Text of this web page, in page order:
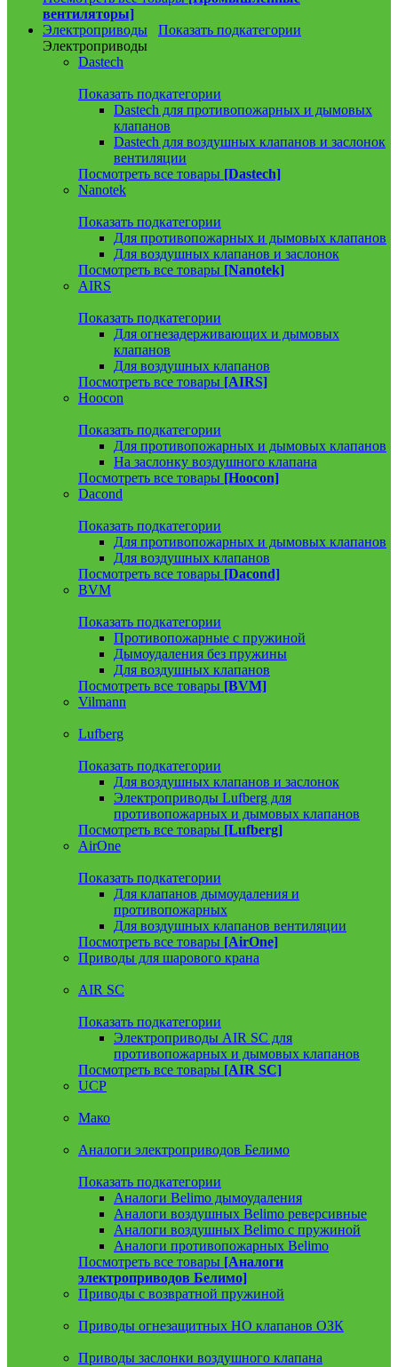
вентиляторы]
Электроприводы
Показать подкатегории
Электроприводы
Dastech
Показать подкатегории
Dastech для противопожарных и дымовых
клапанов
Dastech для воздушных клапанов и заслонок
вентиляции
Посмотреть все товары [Dastech]
Nanotek
Показать подкатегории
Для противопожарных и дымовых клапанов
Для воздушных клапанов и заслонок
Посмотреть все товары [Nanotek]
AIRS
Показать подкатегории
Для огнезадерживающих и дымовых
клапанов
Для воздушных клапанов
Посмотреть все товары [AIRS]
Hoocon
Показать подкатегории
Для противопожарных и дымовых клапанов
На заслонку воздушного клапана
Посмотреть все товары [Hoocon]
Dacond
Показать подкатегории
Для противопожарных и дымовых клапанов
Для воздушных клапанов
Посмотреть все товары [Dacond]
BVM
Показать подкатегории
Противопожарные с пружиной
Дымоудаления без пружины
Для воздушных клапанов
Посмотреть все товары [BVM]
Vilmann
Lufberg
Показать подкатегории
Для воздушных клапанов и заслонок
Электроприводы Lufberg для
противопожарных и дымовых клапанов
Посмотреть все товары [Lufberg]
AirOne
Показать подкатегории
Для клапанов дымоудаления и
противопожарных
Для воздушных клапанов вентиляции
Посмотреть все товары [AirOne]
Приводы для шарового крана
AIR SC
Показать подкатегории
Электроприводы AIR SC для
противопожарных и дымовых клапанов
Посмотреть все товары [AIR SC]
UCP
Мако
Аналоги электроприводов Белимо
Показать подкатегории
Аналоги Belimo дымоудаления
Аналоги воздушных Belimo реверсивные
Аналоги воздушных Belimo с пружиной
Аналоги противопожарных Belimo
Посмотреть все товары [Аналоги
электроприводов Белимо]
Приводы с возвратной пружиной
Приводы огнезащитных НО клапанов ОЗК
Приводы заслонки воздушного клапана